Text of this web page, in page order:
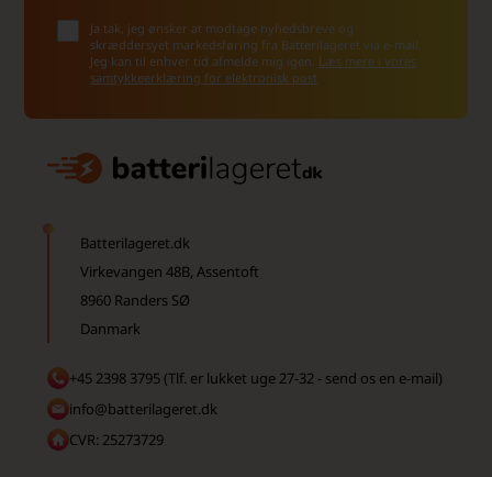
Ja tak, jeg ønsker at modtage nyhedsbreve og
skræddersyet markedsføring fra Batterilageret via e-mail.
Jeg kan til enhver tid afmelde mig igen. Læs mere i vores
samtykkeerklæring for elektronisk post
Batterilageret.dk
Virkevangen 48B, Assentoft
8960 Randers SØ
Danmark
+45 2398 3795 (Tlf. er lukket uge 27-32 - send os en e-mail)
info@batterilageret.dk
CVR: 25273729